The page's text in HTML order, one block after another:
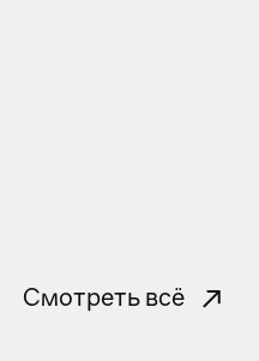
Смотреть всё